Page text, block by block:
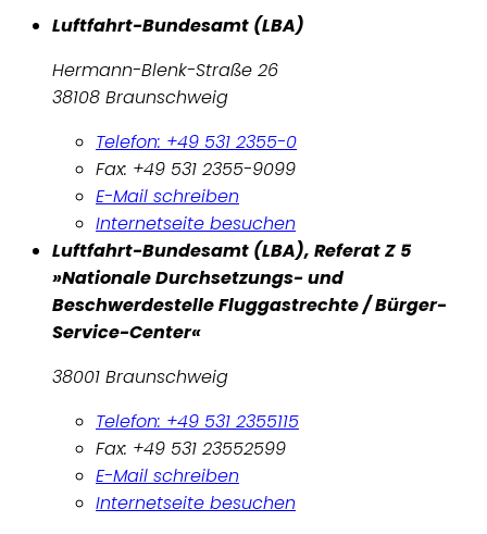
Luftfahrt-Bundesamt (LBA)
Hermann-Blenk-Straße 26
38108 Braunschweig
Telefon: +49 531 2355-0
Fax: +49 531 2355-9099
E-Mail schreiben
Internetseite besuchen
Luftfahrt-Bundesamt (LBA), Referat Z 5
»Nationale Durchsetzungs- und
Beschwerdestelle Fluggastrechte / Bürger-
Service-Center«
38001 Braunschweig
Telefon: +49 531 2355115
Fax: +49 531 23552599
E-Mail schreiben
Internetseite besuchen